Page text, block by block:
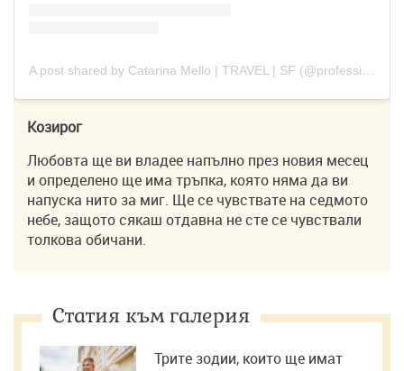
Козирог
Любовта ще ви владее напълно през новия месец
и определено ще има тръпка, която няма да ви
напуска нито за миг. Ще се чувствате на седмото
небе, защото сякаш отдавна не сте се чувствали
толкова обичани.
Статия към галерия
Трите зодии, които ще имат